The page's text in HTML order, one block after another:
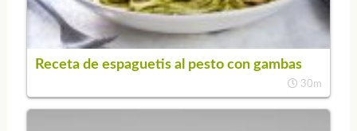
Receta de espaguetis al pesto con gambas
30m